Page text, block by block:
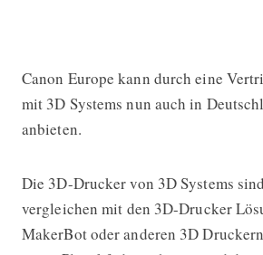
Canon startet den
Canon Europe kann durch eine
mit 3D Systems nun auch in
anbieten.
Die 3D-Drucker von 3D Systems
vergleichen mit den 3D-Drucker
MakerBot oder anderen 3D